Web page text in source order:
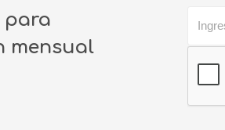
para
mensual